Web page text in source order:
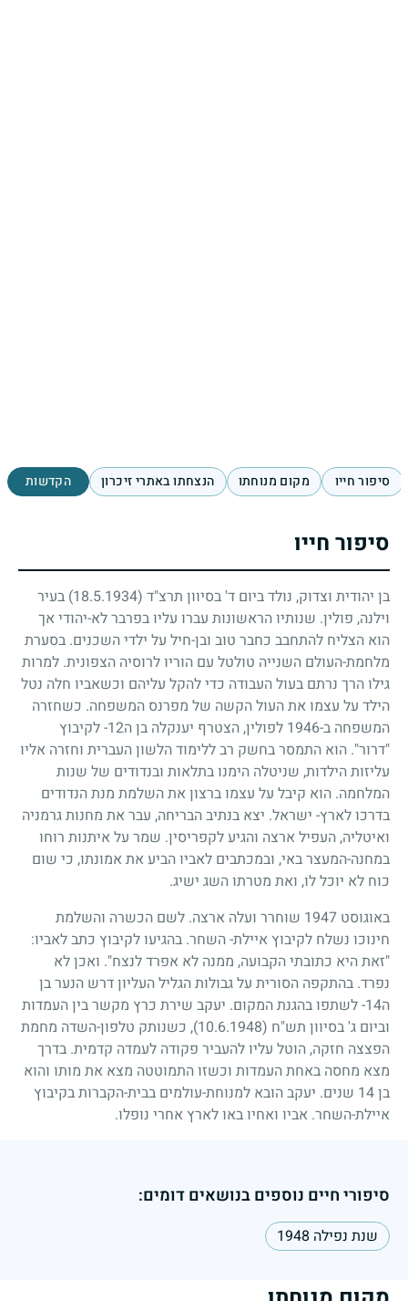
סיפור חייו מקום מנוחתו הנצחתו באתרי זיכרון הקדשות
סיפור חייו
בן יהודית וצדוק, נולד ביום ד' בסיוון תרצ"ד (18.5.1934)
בעיר
וילנה, פולין. שנותיו הראשונות עברו עליו בפרבר לא-יהודי אך
הוא הצליח להתחבב כחבר טוב ובן-חיל על ילדי השכנים. בסערת
מלחמת-העולם השנייה טולטל עם הוריו לרוסיה הצפונית. למרות
גילו הרך נרתם בעול העבודה כדי להקל עליהם וכשאביו חלה נטל
הילד על עצמו את העול הקשה של מפרנס המשפחה. כשחזרה
המשפחה ב-1946 לפולין, הצטרף יענקלה בן ה12- לקיבוץ
"דרור". הוא התמסר בחשק רב ללימוד הלשון העברית וחזרה אליו
עליזות הילדות, שניטלה הימנו בתלאות ובנדודים של שנות
המלחמה. הוא קיבל על עצמו ברצון את השלמת מנת הנדודים
בדרכו לארץ- ישראל. יצא בנתיב הבריחה, עבר את מחנות גרמניה
ואיטליה, העפיל ארצה והגיע לקפריסין. שמר על איתנות רוחו
במחנה-המעצר באי, ובמכתבים לאביו הביע את אמונתו, כי שום
כוח לא יוכל לו, ואת מטרתו השג ישיג.
באוגוסט 1947 שוחרר ועלה ארצה. לשם הכשרה והשלמת
חינוכו נשלח לקיבוץ איילת- השחר. בהגיעו לקיבוץ כתב לאביו:
"זאת היא כתובתי הקבועה, ממנה לא אפרד לנצח". ואכן לא
נפרד. בהתקפה הסורית על גבולות הגליל העליון דרש הנער בן
ה14- לשתפו בהגנת המקום. יעקב שירת כרץ מקשר בין העמדות
וביום ג' בסיוון תש"ח (10.6.1948)
, כשנותק טלפון-השדה מחמת
הפצצה חזקה, הוטל עליו להעביר פקודה לעמדה קדמית. בדרך
מצא מחסה באחת העמדות וכשזו התמוטטה מצא את מותו והוא
בן14 שנים. יעקב הובא למנוחת-עולמים בבית-הקברות בקיבוץ
איילת-השחר. אביו ואחיו באו לארץ אחרי נופלו.
סיפורי חיים נוספים בנושאים דומים:
שנת נפילה 1948